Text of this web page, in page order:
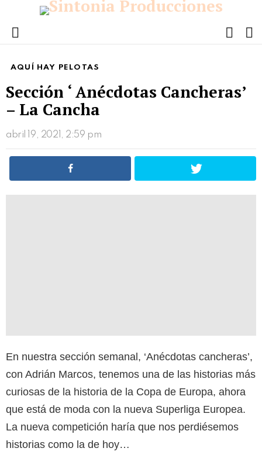
Menu
AQUÍ HAY PELOTAS
Sección ‘ Anécdotas Cancheras’
– La Cancha
abril 19, 2021, 2:59 pm
En nuestra sección semanal, ‘Anécdotas cancheras’,
con Adrián Marcos, tenemos una de las historias más
curiosas de la historia de la Copa de Europa, ahora
que está de moda con la nueva Superliga Europea.
La nueva competición haría que nos perdiésemos
historias como la de hoy…